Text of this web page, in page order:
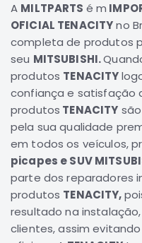
L200
GL,
e
SPORT
A MILTPARTS é m
OFICIAL TENACITYno
completa de produtos
seu MITSUBISHI.
produtos TENACITY
confiança e satisfação
produtos TENACITY
pela sua qualidade
em todos os veículos,
picapes e SUV
parte dos reparadores
produtos TENACITY,
resultado na
clientes, assim